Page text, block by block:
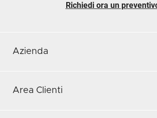
Richiedi ora un
Azienda
Area Clienti